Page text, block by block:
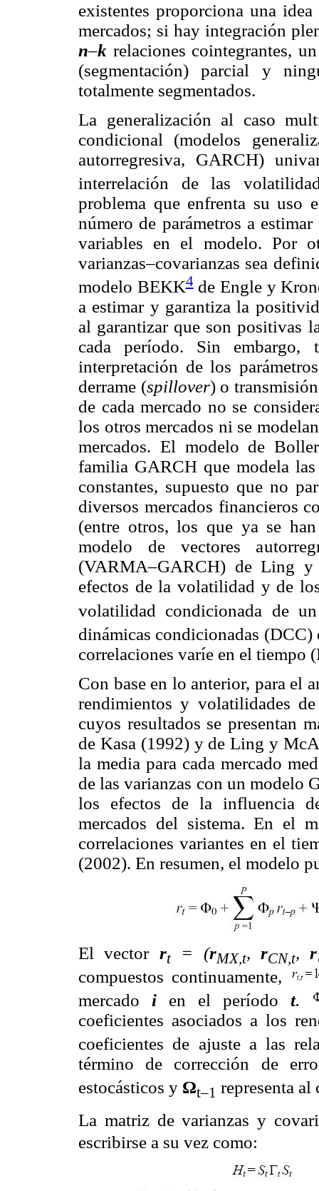
existentes proporciona una
mercados; si hay integración
n–k relaciones cointegrantes,
(segmentación) parcial y
totalmente segmentados.
La generalización al caso
condicional (modelos
autorregresiva, GARCH)
interrelación de las
problema que enfrenta su uso
número de parámetros a
variables en el modelo. Por
varianzas–covarianzas sea
modelo BEKK4de Engle y
a estimar y garantiza la
al garantizar que son positivas
cada período. Sin embargo,
interpretación de los
derrame (spillover) o
de cada mercado no se
los otros mercados ni se
mercados. El modelo de
familia GARCH que modela las
constantes, supuesto que no
diversos mercados financieros
(entre otros, los que ya se
modelo de vectores
(VARMA–GARCH) de Ling y
efectos de la volatilidad y de
volatilidad condicionada de un
dinámicas condicionadas (DCC)
correlaciones varíe en el tiempo
Con base en lo anterior, para el
rendimientos y volatilidades
cuyos resultados se presentan
de Kasa (1992) y de Ling y
la media para cada mercado
de las varianzas con un modelo
los efectos de la influencia
mercados del sistema. En el
correlaciones variantes en el
(2002). En resumen, el modelo
El vector rt= (rMX,t,rCN,t,r
compuestos continuamente,
mercado i en el período t.
coeficientes asociados a los
coeficientes de ajuste a las
término de corrección de
estocásticos y Ωt–1 representa
La matriz de varianzas y
escribirse a su vez como: